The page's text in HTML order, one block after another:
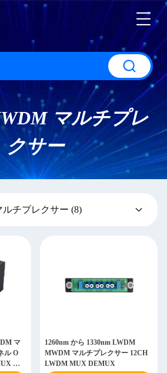
マルチプレ
クサー
チプレクサー (8)
マ
ル O
デ
1260nm から 1330nm LWDM
MWDM マルチプレクサー 12CH
LWDM MUX DEMUX